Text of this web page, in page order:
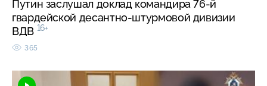
Путин заслушал доклад командира 76-й
гвардейской десантно-штурмовой дивизии
ВДВ 16+
365